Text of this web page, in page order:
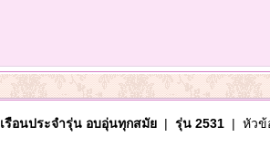
เรือนประจำรุ่น อบอุ่นทุกสมัย| รุ่น 2531| หัวข้